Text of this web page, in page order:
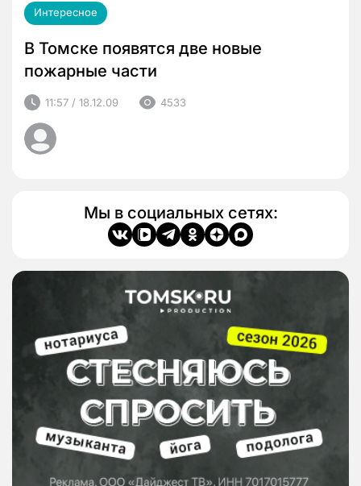
Интересное
В Томске появятся две новые
пожарные части
11:57 / 18.12.09 4533
Мы в социальных сетях: